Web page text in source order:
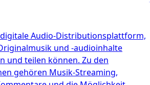
Audio-Distributionsplattform,
und -audioinhalte
und teilen können. Zu den
gehören Musik-Streaming,